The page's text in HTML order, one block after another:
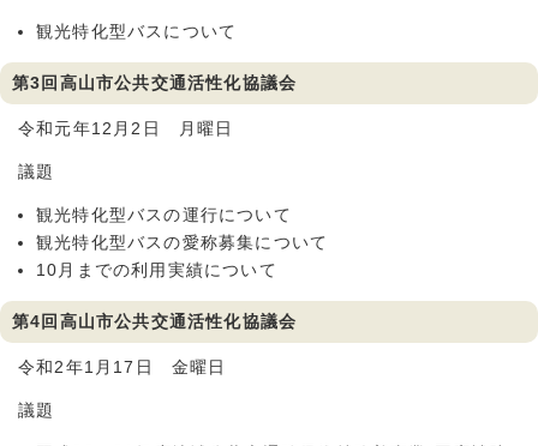
観光特化型バスについて
第3回高山市公共交通活性化協議会
令和元年12月2日 月曜日
議題
観光特化型バスの運行について
観光特化型バスの愛称募集について
10月までの利用実績について
第4回高山市公共交通活性化協議会
令和2年1月17日 金曜日
議題